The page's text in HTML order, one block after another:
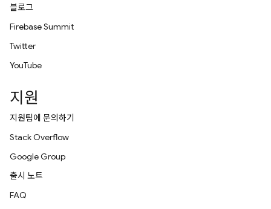
블로그
Firebase Summit
Twitter
YouTube
지원
지원팀에 문의하기
Stack Overflow
Google Group
출시 노트
FAQ